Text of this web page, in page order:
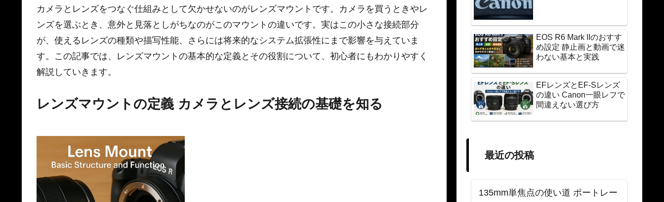
カメラとレンズをつなぐ仕組みとして欠かせないのがレンズマウントです。カメラを買うときやレ
ンズを選ぶとき、意外と見落としがちなのがこのマウントの違いです。実はこの小さな接続部分
が、使えるレンズの種類や描写性能、さらには将来的なシステム拡張性にまで影響を与えていま
す。この記事では、レンズマウントの基本的な定義とその役割について、初心者にもわかりやすく
解説していきます。
レンズマウントの定義 カメラとレンズ接続の基礎を知る
EOS R6 Mark IIのおすす
め設定 静止画と動画で迷
わない基本と実践
EFレンズとEF-Sレンズ
の違い Canon一眼レフで
間違えない選び方
最近の投稿
135mm単焦点の使い道 ポートレー